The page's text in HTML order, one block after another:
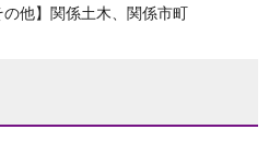
の他】関係土木、関係市町